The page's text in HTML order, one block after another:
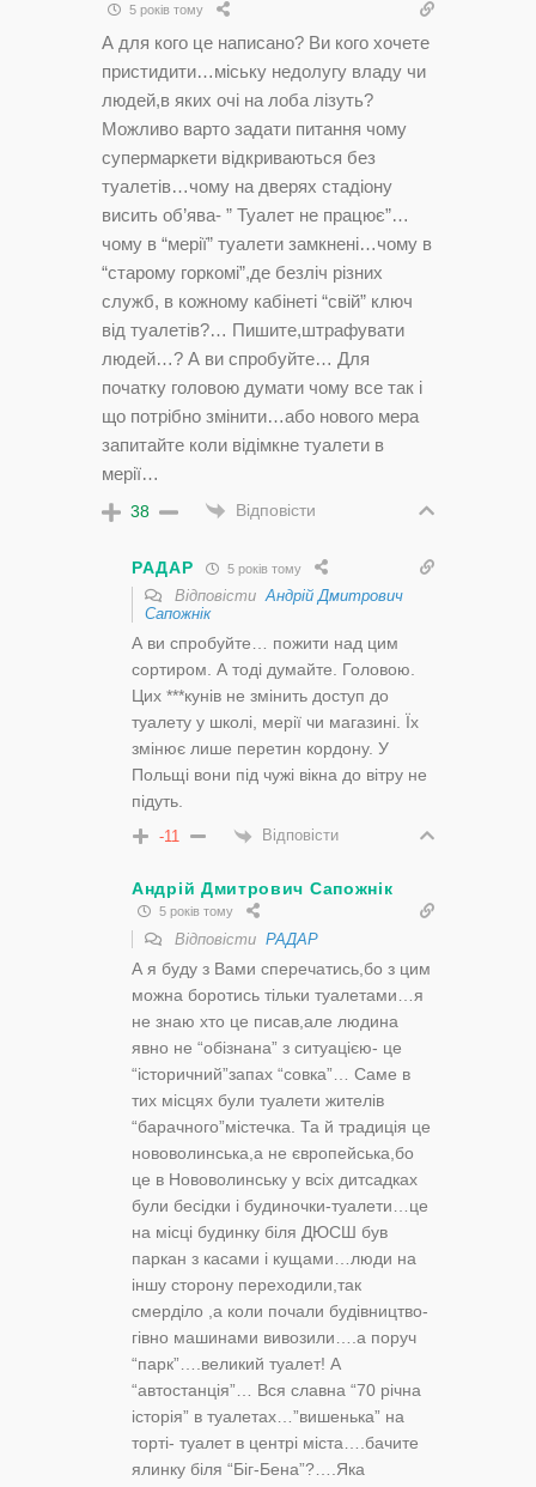
5 років тому
А для кого це написано? Ви кого хочете
пристидити…міську недолугу владу чи
людей,в яких очі на лоба лізуть?
Можливо варто задати питання чому
супермаркети відкриваються без
туалетів…чому на дверях стадіону
висить об’ява- ” Туалет не працює”…
чому в “мерії” туалети замкнені…чому в
“старому горкомі”,де безліч різних
служб, в кожному кабінеті “свій” ключ
від туалетів?… Пишите,штрафувати
людей…? А ви спробуйте… Для
початку головою думати чому все так і
що потрібно змінити…або нового мера
запитайте коли відімкне туалети в
мерії…
38 Відповісти
РАДАР 5 років тому
ВідповістиАндрій Дмитрович
Сапожнік
А ви спробуйте… пожити над цим
сортиром. А тоді думайте. Головою.
Цих ***кунів не змінить доступ до
туалету у школі, мерії чи магазині. Їх
змінює лише перетин кордону. У
Польщі вони під чужі вікна до вітру не
підуть.
-11 Відповісти
Андрій Дмитрович Сапожнік
5 років тому
Відповісти РАДАР
А я буду з Вами сперечатись,бо з цим
можна боротись тільки туалетами…я
не знаю хто це писав,але людина
явно не “обізнана” з ситуацією- це
“історичний”запах “совка”… Саме в
тих місцях були туалети жителів
“барачного”містечка. Та й традиція це
нововолинська,а не європейська,бо
це в Нововолинську у всіх дитсадках
були бесідки і будиночки-туалети…це
на місці будинку біля ДЮСШ був
паркан з касами і кущами…люди на
іншу сторону переходили,так
смерділо ,а коли почали будівництво-
гівно машинами вивозили….а поруч
“парк”….великий туалет! А
“автостанція”… Вся славна “70 річна
історія” в туалетах…”вишенька” на
торті- туалет в центрі міста….бачите
ялинку біля “Біг-Бена”?….Яка